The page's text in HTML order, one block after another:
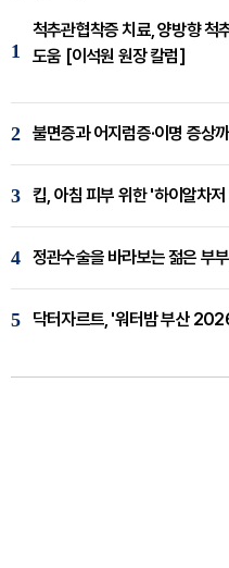
1
척추관협착증 치료, 양방향 척
도움 [이석원 원장 칼럼]
2
3 킵, 아침 피부 위한 '하이알차
4 정관수술을 바라보는 젊은 부
5 닥터자르트, '워터밤 부산